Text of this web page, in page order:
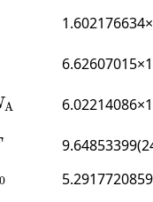
A
A
0
0